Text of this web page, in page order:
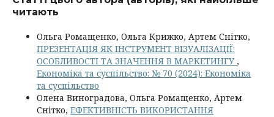
читають
Ольга Ромащенко, Ольга Крижко, Артем Снітко,
ПРЕЗЕНТАЦІЯ ЯК ІНСТРУМЕНТ ВІЗУАЛІЗАЦІЇ:
ОСОБЛИВОСТІ ТА ЗНАЧЕННЯ В МАРКЕТИНГУ ,
Економіка та суспільство: № 70 (2024): Економіка
та суспільство
Олена Виноградова, Ольга Ромащенко, Артем
Снітко, ЕФЕКТИВНІСТЬ ВИКОРИСТАННЯ